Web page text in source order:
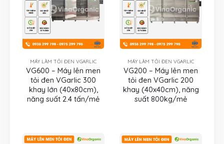
MÁY LÀM TỎI ĐEN VGARLIC
VG600 – Máy lên men
tỏi đen VGarlic 300
khay lớn (40x80cm),
năng suất 2.4 tấn/mẻ
MÁY LÀM TỎI ĐEN VGARLIC
VG200 – Máy lên men
tỏi đen VGarlic 200
khay (40x40cm), năng
suất 800kg/mẻ